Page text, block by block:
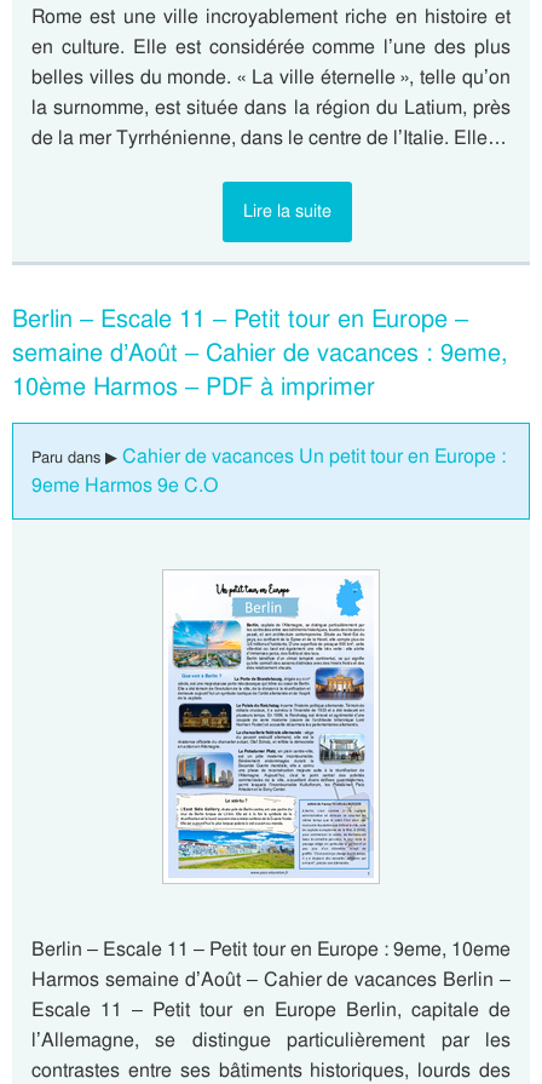
Rome est une ville incroyablement riche en histoire et
en culture. Elle est considérée comme l’une des plus
belles villes du monde. « La ville éternelle », telle qu’on
la surnomme, est située dans la région du Latium, près
de la mer Tyrrhénienne, dans le centre de l’Italie. Elle…
Lire la suite
Berlin – Escale 11 – Petit tour en Europe –
semaine d’Août – Cahier de vacances : 9eme,
10ème Harmos – PDF à imprimer
Paru dans ▶ Cahier de vacances Un petit tour en Europe :
9eme Harmos 9e C.O
Berlin – Escale 11 – Petit tour en Europe : 9eme, 10eme
Harmos semaine d’Août – Cahier de vacances Berlin –
Escale 11 – Petit tour en Europe Berlin, capitale de
l’Allemagne, se distingue particulièrement par les
contrastes entre ses bâtiments historiques, lourds des